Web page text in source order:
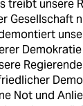
treibt unsere
Gesellschaft
Not und